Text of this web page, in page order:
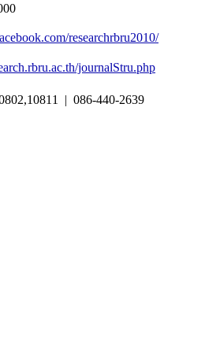
researchrbru2010/
journalStru.php
| 086-440-2639